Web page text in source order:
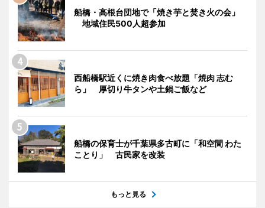
船橋・高根台団地で「焼き芋と焚き火の会」
地域住民500人超参加
西船橋駅近くに焼き肉食べ放題「焼肉 志む
ら」 厚切り牛タンや土鍋ご飯など
船橋の保育士が千葉県多古町に「和空間 わた
ことり」 古民家を改装
もっと見る